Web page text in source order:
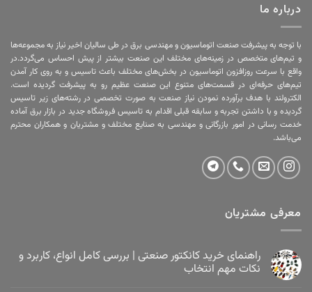
درباره ما
با توجه به پیشرفت صنعت اتوماسیون و مهندسی برق در طی سالیان اخیر نیاز به مجموعه‌ها
و تیم‌های متخصص در زمینه‌های مختلف این صنعت بیشتر از پیش احساس می‌گردد.در
واقع با سرعت روزافزون اتوماسیون در بخش‌های مختلف باعث تاسیس و به روی کار آمدن
تیم‌های حرفه‌ای در قسمت‌های متنوع این صنعت عظیم رو به پیشرفت گردیده است.
الکترولند با هدف برآورده نمودن نیاز صنعت به صورت تخصصی در رشته‌های زیر تاسیس
گردیده و با داشتن تجربه و سابقه قبلی اقدام به تاسیس فروشگاه جدید در بازار برق آماده
خدمت رسانی در امور بازرگانی و مهندسی به صنایع مختلف و مشتریان و همکاران محترم
می‌باشد.
معرفی مشتریان
راهنمای خرید کانکتور صنعتی | بررسی کامل انواع، کاربرد و
نکات مهم انتخاب